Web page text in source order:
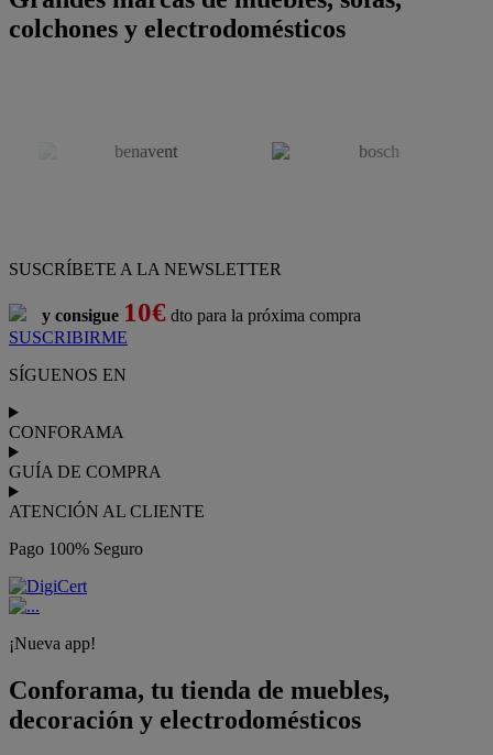
colchones y electrodomésticos
SUSCRÍBETE A LA NEWSLETTER
y consigue 10€ dto para la próxima compra
SUSCRIBIRME
SÍGUENOS EN
CONFORAMA
GUÍA DE COMPRA
ATENCIÓN AL CLIENTE
Pago 100% Seguro
¡Nueva app!
Conforama, tu tienda de muebles,
decoración y electrodomésticos